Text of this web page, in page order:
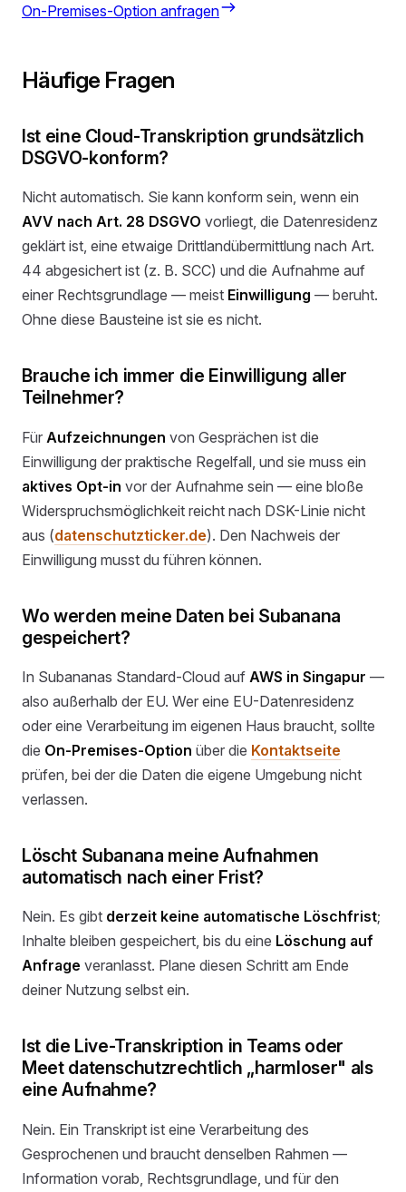
On-Premises-Option anfragen
Häufige Fragen
Ist eine Cloud-Transkription grundsätzlich
DSGVO-konform?
Nicht automatisch. Sie kann konform sein, wenn ein
AVV nach Art. 28 DSGVO vorliegt, die Datenresidenz
geklärt ist, eine etwaige Drittlandübermittlung nach Art.
44 abgesichert ist (z. B. SCC) und die Aufnahme auf
einer Rechtsgrundlage — meist Einwilligung — beruht.
Ohne diese Bausteine ist sie es nicht.
Brauche ich immer die Einwilligung aller
Teilnehmer?
Für Aufzeichnungen von Gesprächen ist die
Einwilligung der praktische Regelfall, und sie muss ein
aktives Opt-in vor der Aufnahme sein — eine bloße
Widerspruchsmöglichkeit reicht nach DSK-Linie nicht
aus (datenschutzticker.de). Den Nachweis der
Einwilligung musst du führen können.
Wo werden meine Daten bei Subanana
gespeichert?
In Subananas Standard-Cloud auf AWS in Singapur —
also außerhalb der EU. Wer eine EU-Datenresidenz
oder eine Verarbeitung im eigenen Haus braucht, sollte
die On-Premises-Option über die Kontaktseite
prüfen, bei der die Daten die eigene Umgebung nicht
verlassen.
Löscht Subanana meine Aufnahmen
automatisch nach einer Frist?
Nein. Es gibt derzeit keine automatische Löschfrist;
Inhalte bleiben gespeichert, bis du eine Löschung auf
Anfrage veranlasst. Plane diesen Schritt am Ende
deiner Nutzung selbst ein.
Ist die Live-Transkription in Teams oder
Meet datenschutzrechtlich „harmloser" als
eine Aufnahme?
Nein. Ein Transkript ist eine Verarbeitung des
Gesprochenen und braucht denselben Rahmen —
Information vorab, Rechtsgrundlage, und für den